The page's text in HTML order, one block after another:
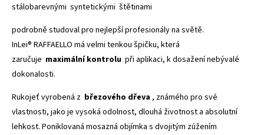
stálobarevnými syntetickými štětinami
podrobně studoval pro nejlepší profesionály na světě.
InLei® RAFFAELLO má velmi tenkou špičku, která
zaručuje maximální kontrolu při aplikaci, k dosažení nebývalé
dokonalosti.
Rukojeť vyrobená z březového dřeva, známého pro své
vlastnosti, jako je vysoká odolnost, dlouhá životnost a absolutní
lehkost. Poniklovaná mosazná objímka s dvojitým zúžením